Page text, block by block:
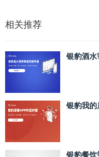
相关推荐
银豹酒
银豹我
银豹餐